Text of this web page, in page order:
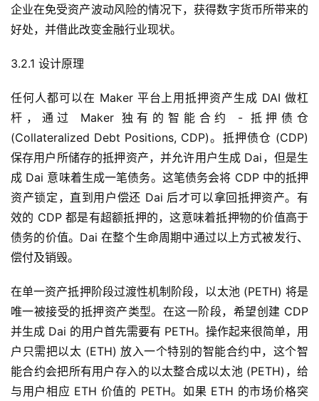
企业在免受资产波动风险的情况下，获得数字货币所带来的
好处，并借此改变金融行业现状。
3.2.1 设计原理
任何人都可以在 Maker 平台上用抵押资产生成 DAI 做杠
杆，通过 Maker 独有的智能合约 - 抵押债仓
(Collateralized Debt Positions, CDP)。抵押债仓 (CDP)
保存用户所储存的抵押资产，并允许用户生成 Dai，但是生
成 Dai 意味着生成一笔债务。这笔债务会将 CDP 中的抵押
资产锁定，直到用户偿还 Dai 后才可以拿回抵押资产。有
效的 CDP 都是有超额抵押的，这意味着抵押物的价值高于
债务的价值。Dai 在整个生命周期中通过以上方式被发行、
偿付及销毁。
在单一资产抵押阶段过渡性机制阶段，以太池 (PETH) 将是
唯一被接受的抵押资产类型。在这一阶段，希望创建 CDP
并生成 Dai 的用户首先需要有 PETH。操作起来很简单，用
户只需把以太 (ETH) 放入一个特别的智能合约中，这个智
能合约会把所有用户存入的以太整合成以太池 (PETH)，给
与用户相应 ETH 价值的 PETH。如果 ETH 的市场价格突